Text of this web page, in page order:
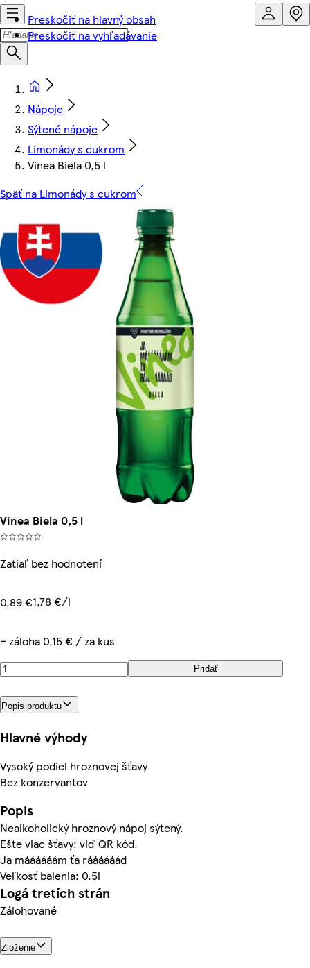
Preskočiť na hlavný obsah
Preskočiť na vyhľadávanie
Nápoje
Sýtené nápoje
Limonády s cukrom
Vinea Biela 0,5 l
Späť na Limonády s cukrom
Vinea Biela 0,5 l
Zatiaľ bez hodnotení
0,89 €1,78 €/l
+ záloha 0,15 € / za kus
Pridať
Popis produktu
Hlavné výhody
Vysoký podiel hroznovej šťavy
Bez konzervantov
Popis
Nealkoholický hroznový nápoj sýtený.
Ešte viac šťavy: viď QR kód.
Ja máááááám ťa ráááááád
Veľkosť balenia: 0.5l
Logá tretích strán
Zálohované
Zloženie